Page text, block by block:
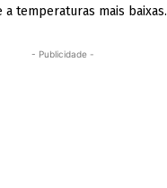
temperaturas mais baixas.
- Publicidade -